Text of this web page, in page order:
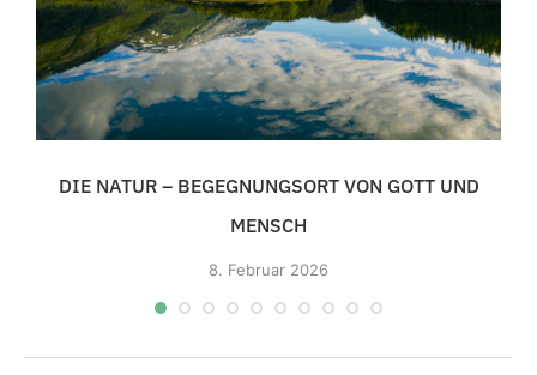
DIE NATUR – BEGEGNUNGSORT VON GOTT UND
MENSCH
8. Februar 2026